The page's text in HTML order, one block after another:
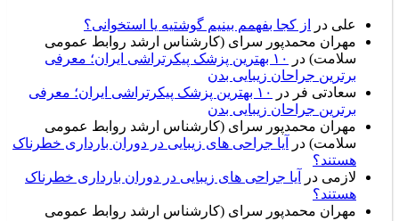
علی در
از کجا بفهمم بینیم گوشتیه یا استخوانی؟
مهران محمدپور سرای (کارشناس ارشد روابط عمومی
سلامت) در
۱۰ بهترین پزشک پیکرتراشی ایران؛ معرفی
برترین جراحان زیبایی بدن
سعادتی فر در
۱۰ بهترین پزشک پیکرتراشی ایران؛ معرفی
برترین جراحان زیبایی بدن
مهران محمدپور سرای (کارشناس ارشد روابط عمومی
سلامت) در
آیا جراحی های زیبایی در دوران بارداری خطرناک
هستند؟
لازمی در
آیا جراحی های زیبایی در دوران بارداری خطرناک
هستند؟
مهران محمدپور سرای (کارشناس ارشد روابط عمومی